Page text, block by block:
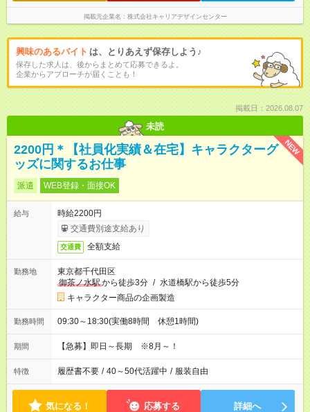
掲載元企業名 株式会社キャリアデザインセンター
興味のあるバイト は、とりあえず保存しよう♪
保存した求人は、後からまとめて応募できるよ。
企業からアプローチが届くことも！
掲載日：2026.08.07
未読
NEW
2200円＊【社員化実績＆在宅】キャラクターグ
ッズに関するお仕事
派遣 WEB登録・面接OK
給与
時給2200円
交通費別途支給あり
交通費 全額支給
勤務地
東京都千代田区
御茶ノ水駅から徒歩3分 / 水道橋駅から徒歩5分
キャラクター商品の企画製造
勤務時間 09:30～18:30(実働8時間 休憩1時間)
期間 【急募】即日～長期 ※8月～！
特徴 履歴書不要 / 40～50代活躍中 / 服装自由
気になる！ 応募する 詳細へ